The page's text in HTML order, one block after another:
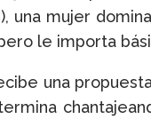
una mujer
le importa
una